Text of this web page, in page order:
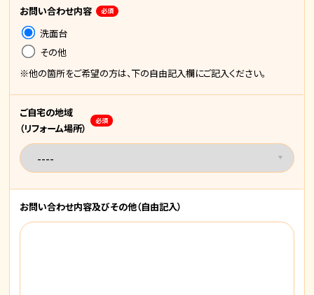
お問い合わせ内容 必須
洗面台
その他
※他の箇所をご希望の方は、下の自由記入欄にご記入ください。
ご自宅の地域
（リフォーム場所）
必須
お問い合わせ内容及びその他（自由記入）